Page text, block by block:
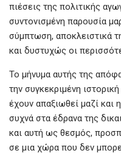
πιέσεις της πολιτικής
συντονισμένη παρουσία
σύμπτωση, αποκλειστικά
και δυστυχώς οι
Το μήνυμα αυτής της
την συγκεκριμένη
έχουν απαξιωθεί μαζί και
συχνά στα έδρανα της
και αυτή ως θεσμός,
σε μια χώρα που δεν